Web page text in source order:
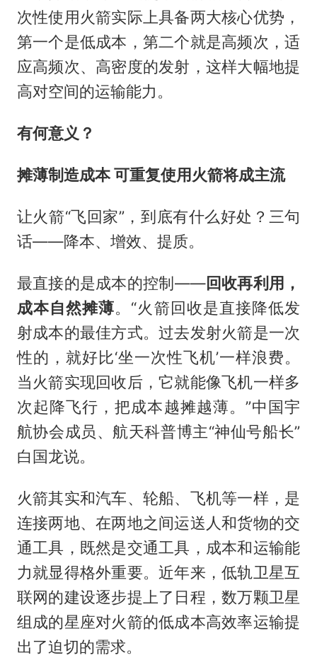
次性使用火箭实际上具备两大核心优势，
第一个是低成本，第二个就是高频次，适
应高频次、高密度的发射，这样大幅地提
高对空间的运输能力。
有何意义？
摊薄制造成本 可重复使用火箭将成主流
让火箭“飞回家”，到底有什么好处？三句
话——降本、增效、提质。
最直接的是成本的控制——回收再利用，
成本自然摊薄。“火箭回收是直接降低发
射成本的最佳方式。过去发射火箭是一次
性的，就好比‘坐一次性飞机’一样浪费。
当火箭实现回收后，它就能像飞机一样多
次起降飞行，把成本越摊越薄。”中国宇
航协会成员、航天科普博主“神仙号船长”
白国龙说。
火箭其实和汽车、轮船、飞机等一样，是
连接两地、在两地之间运送人和货物的交
通工具，既然是交通工具，成本和运输能
力就显得格外重要。近年来，低轨卫星互
联网的建设逐步提上了日程，数万颗卫星
组成的星座对火箭的低成本高效率运输提
出了迫切的需求。